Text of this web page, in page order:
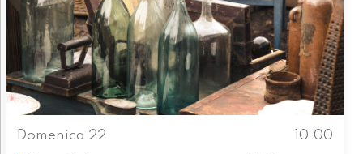
Domenica 22
10.00